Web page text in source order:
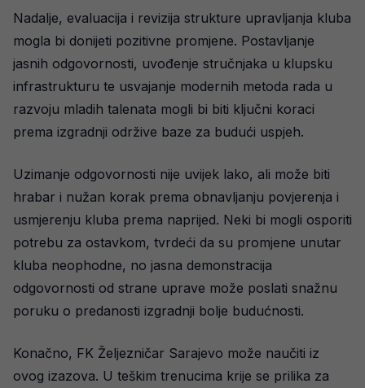
Nadalje, evaluacija i revizija strukture upravljanja kluba
mogla bi donijeti pozitivne promjene. Postavljanje
jasnih odgovornosti, uvođenje stručnjaka u klupsku
infrastrukturu te usvajanje modernih metoda rada u
razvoju mladih talenata mogli bi biti ključni koraci
prema izgradnji održive baze za budući uspjeh.
Uzimanje odgovornosti nije uvijek lako, ali može biti
hrabar i nužan korak prema obnavljanju povjerenja i
usmjerenju kluba prema naprijed. Neki bi mogli osporiti
potrebu za ostavkom, tvrdeći da su promjene unutar
kluba neophodne, no jasna demonstracija
odgovornosti od strane uprave može poslati snažnu
poruku o predanosti izgradnji bolje budućnosti.
Konačno, FK Željezničar Sarajevo može naučiti iz
ovog izazova. U teškim trenucima krije se prilika za